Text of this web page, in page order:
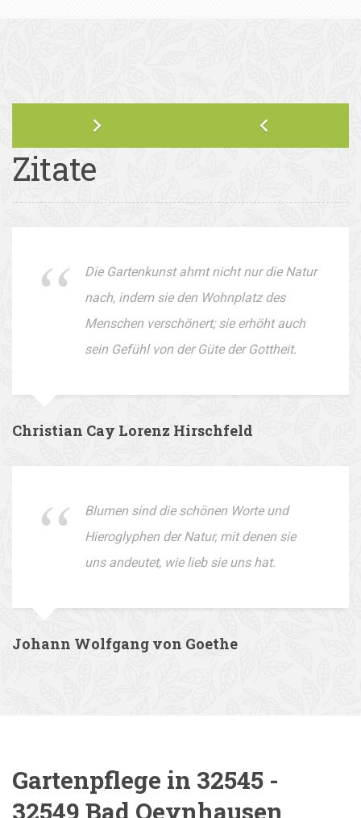
Zitate
Die Gartenkunst ahmt nicht nur die Natur
nach, indem sie den Wohnplatz des
Menschen verschönert; sie erhöht auch
sein Gefühl von der Güte der Gottheit.
Christian Cay Lorenz Hirschfeld
Blumen sind die schönen Worte und
Hieroglyphen der Natur, mit denen sie
uns andeutet, wie lieb sie uns hat.
Johann Wolfgang von Goethe
Gartenpflege in 32545 -
32549 Bad Oeynhausen